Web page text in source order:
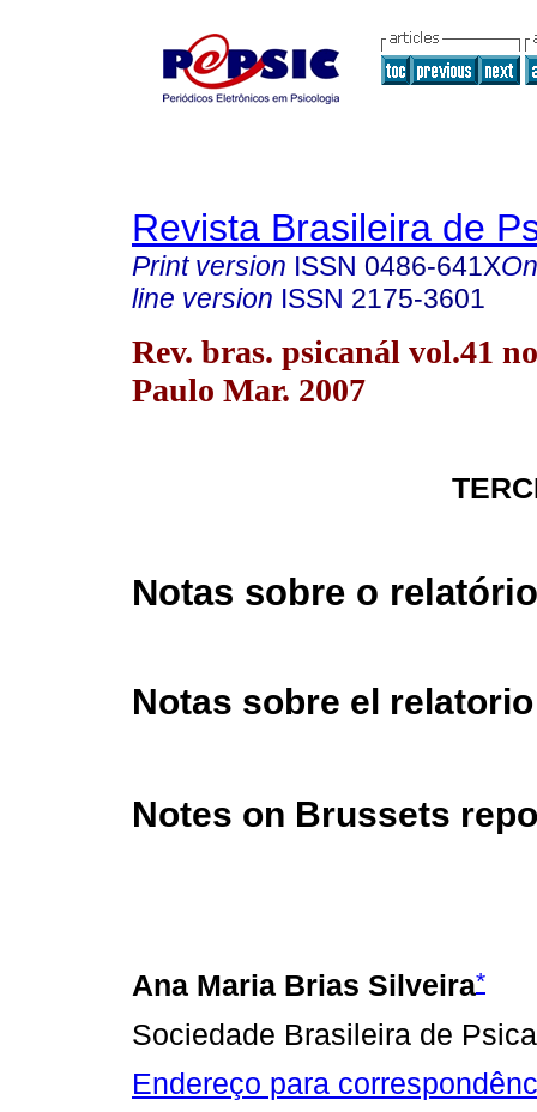
Revista Brasileira de
Print version ISSN 0486-641X
line version ISSN 2175-3601
Rev. bras. psicanál vol.41
Paulo Mar. 2007
Notas sobre o
Notas sobre el
Notes on Brussets
Ana Maria Brias Silveira*
Sociedade Brasileira de
Endereço para